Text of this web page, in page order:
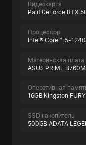
Видеокарта
Palit GeForce RTX
Процессор
Intel® Core™ i5-
Материнская плата
ASUS PRIME
Оперативная
16GB Kingston
SSD накопитель
500GB ADATA